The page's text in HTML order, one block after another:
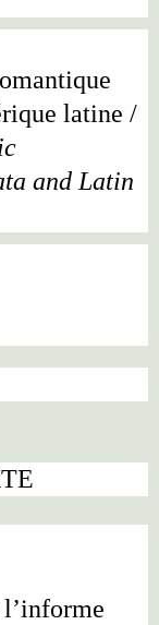
latine /
and Latin
l’informe